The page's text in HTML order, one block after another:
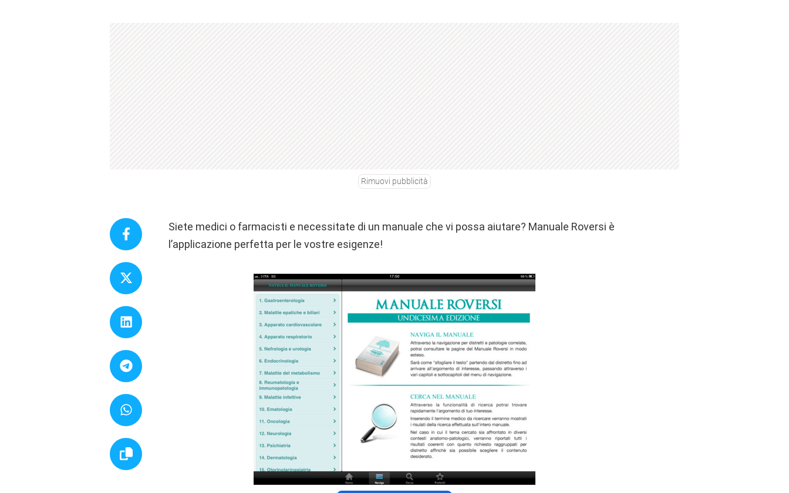
Rimuovi pubblicità
Siete medici o farmacisti e necessitate di un manuale che vi possa aiutare? Manuale Roversi è
l’applicazione perfetta per le vostre esigenze!